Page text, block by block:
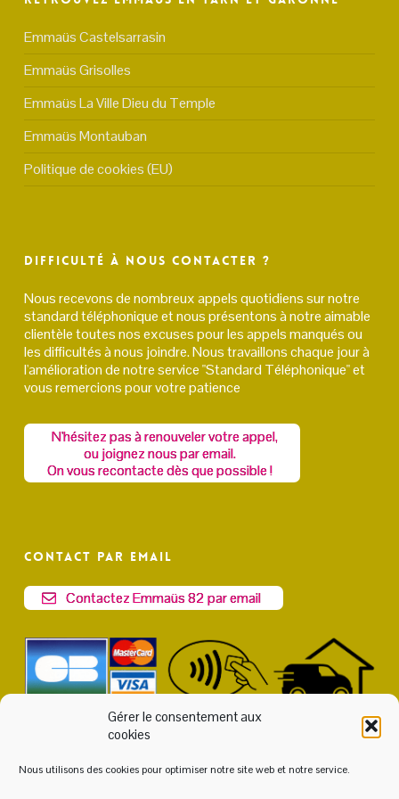
Gérer le consentement aux
cookies
Nous utilisons des cookies pour optimiser notre site web et notre service.
Emmaüs Castelsarrasin
Emmaüs Grisolles
Emmaüs La Ville Dieu du Temple
Emmaüs Montauban
Politique de cookies (EU)
Difficulté à nous contacter ?
Nous recevons de nombreux appels quotidiens sur notre
standard téléphonique et nous présentons à notre aimable
clientèle toutes nos excuses pour les appels manqués ou
les difficultés à nous joindre. Nous travaillons chaque jour à
l'amélioration de notre service "Standard Téléphonique" et
vous remercions pour votre patience
N'hésitez pas à renouveler votre appel,
ou joignez nous par email.
On vous recontacte dès que possible !
Contact par email
Contactez Emmaüs 82 par email